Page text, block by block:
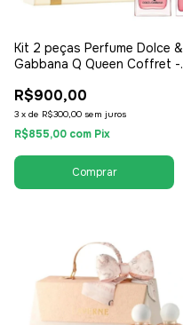
Kit 2 peças Perfume Dolce &
Gabbana Q Queen Coffret -
Kit - EDP Eau de Parfum -
Feminino
R$900,00
3 x de R$300,00 sem juros
R$855,00 com Pix